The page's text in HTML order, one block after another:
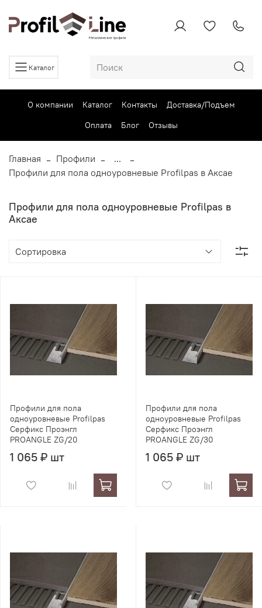
Каталог
О компании Каталог Контакты
Доставка/Подъем
Оплата
Блог Отзывы
Главная Профили
...
Профили для пола одноуровневые Profilpas в Аксае
Профили для пола одноуровневые Profilpas в
Аксае
Профили для пола
одноуровневые Profilpas
Серфикс Проэнгл
PROANGLE ZG/20
1 065 ₽ шт
Профили для пола
одноуровневые Profilpas
Серфикс Проэнгл
PROANGLE ZG/30
1 065 ₽ шт